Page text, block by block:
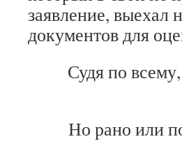
заявление, выехал
документов для
Судя по
Но рано или